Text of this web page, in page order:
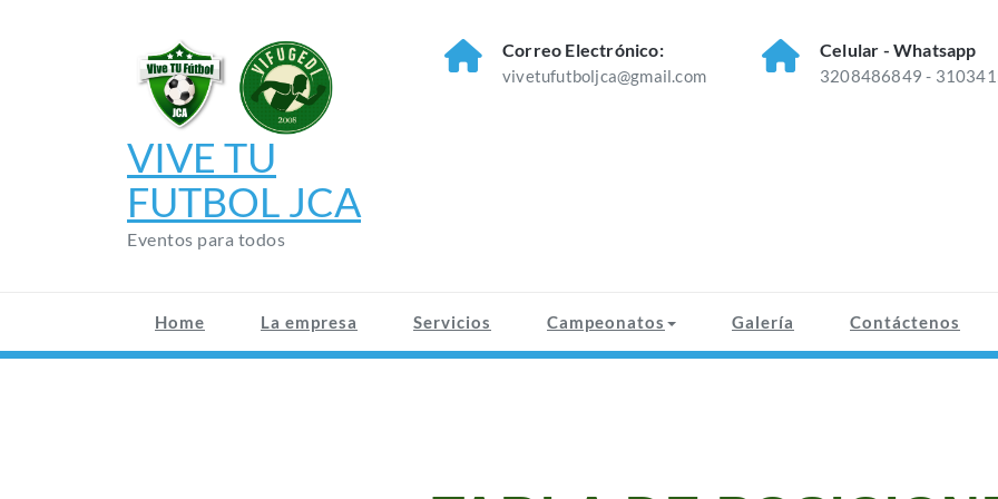
VIVE TU
FUTBOL JCA
Eventos para todos
Correo Electrónico:
vivetufutboljca@gmail.com
Celular - Whatsapp
3208486849 -
Home La empresa Servicios Campeonatos Galería Contáctenos